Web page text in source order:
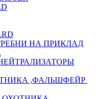
НА ПРИКЛАД
,ФАЛЬШФЕЙР